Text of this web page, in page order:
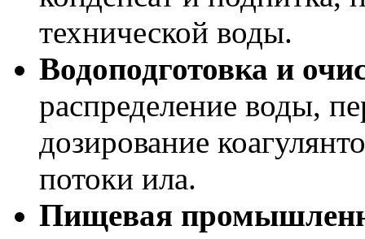
технической воды.
Водоподготовка и
распределение воды,
дозирование
потоки ила.
Пищевая